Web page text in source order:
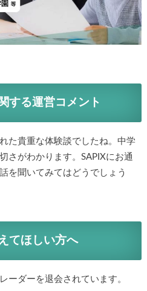
する運営コメント
た貴重な体験談でしたね。中学
さがわかります。SAPIXにお通
を聞いてみてはどうでしょう
てほしい方へ
ーダーを退会されています。